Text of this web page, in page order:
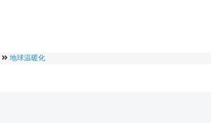
地球温暖化